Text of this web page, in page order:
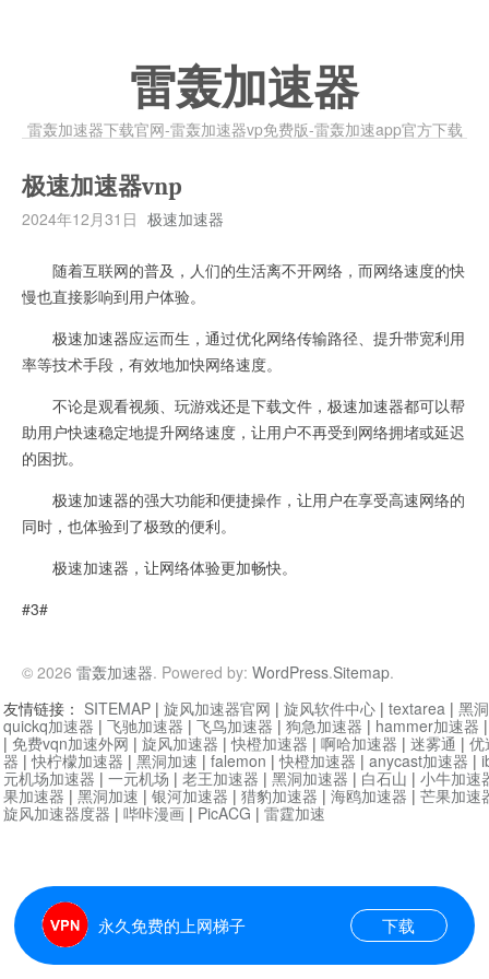
雷轰加速器
雷轰加速器下载官网-雷轰加速器vp免费版-雷轰加速app官方下载
极速加速器vnp
2024年12月31日 极速加速器
随着互联网的普及，人们的生活离不开网络，而网络速度的快
慢也直接影响到用户体验。
极速加速器应运而生，通过优化网络传输路径、提升带宽利用
率等技术手段，有效地加快网络速度。
不论是观看视频、玩游戏还是下载文件，极速加速器都可以帮
助用户快速稳定地提升网络速度，让用户不再受到网络拥堵或延迟
的困扰。
极速加速器的强大功能和便捷操作，让用户在享受高速网络的
同时，也体验到了极致的便利。
极速加速器，让网络体验更加畅快。
#3#
© 2026 雷轰加速器. Powered by: WordPress.Sitemap.
永久免费的上网梯子 下载
友情链接： SITEMAP | 旋风加速器官网 | 旋风软件中心 | textarea | 黑
quickq加速器 | 飞驰加速器 | 飞鸟加速器 | 狗急加速器 | hammer加速器
| 免费vqn加速外网 | 旋风加速器 |快橙加速器 | 啊哈加速器 | 迷雾通 | 优
器 |快柠檬加速器 | 黑洞加速 | falemon |快橙加速器 | anycast加速器 |
元机场加速器 | 一元机场 | 老王加速器 | 黑洞加速器 | 白石山 | 小牛加速
果加速器 | 黑洞加速 | 银河加速器 | 猎豹加速器 | 海鸥加速器 | 芒果加速
旋风加速器度器 | 哔咔漫画 | PicACG | 雷霆加速